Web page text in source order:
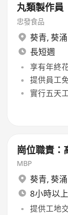
丸類製作員
忠發食品
葵青, 葵涌
長短週
享有年終
提供員工
實行五天
崗位職責：
MBP
葵青, 葵涌
8小時以
提供工地